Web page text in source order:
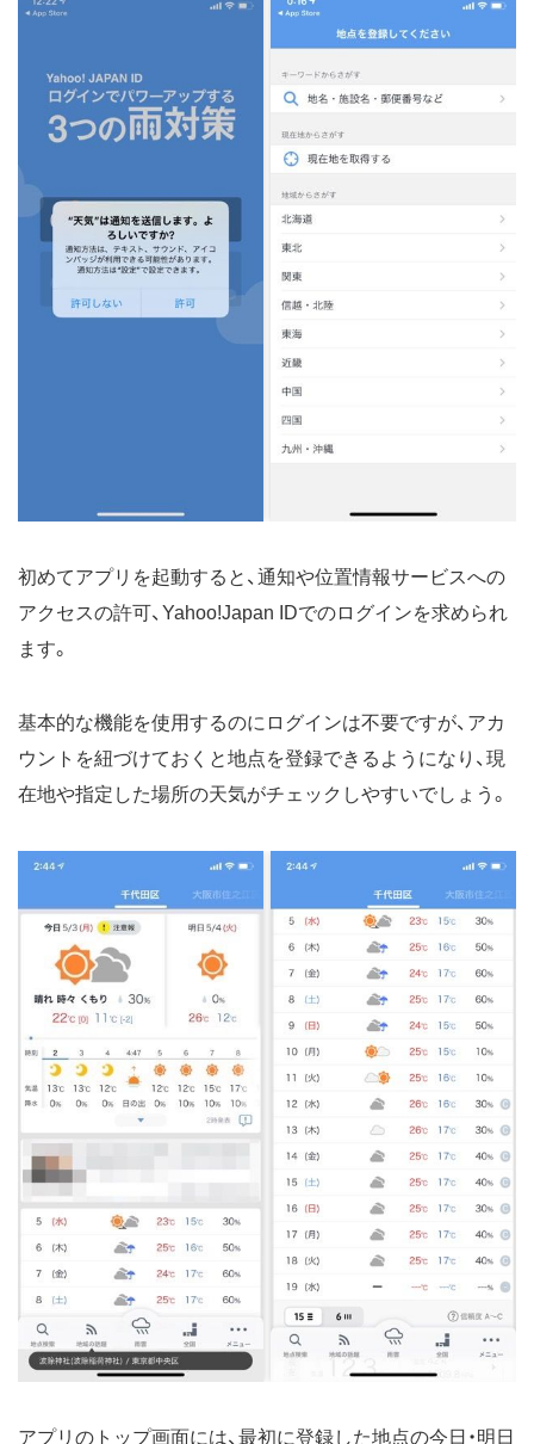
初めてアプリを起動すると、通知や位置情報サービスへの
アクセスの許可、Yahoo!Japan IDでのログインを求められ
ます。
基本的な機能を使用するのにログインは不要ですが、アカ
ウントを紐づけておくと地点を登録できるようになり、現
在地や指定した場所の天気がチェックしやすいでしょう。
アプリのトップ画面には、最初に登録した地点の今日・明日